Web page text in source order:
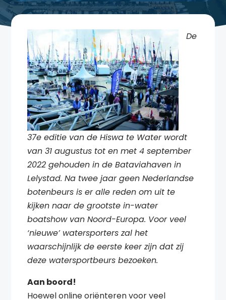
De
37e editie van de Hiswa te Water wordt
van 31 augustus tot en met 4 september
2022 gehouden in de Bataviahaven in
Lelystad. Na twee jaar geen Nederlandse
botenbeurs is er alle reden om uit te
kijken naar de grootste in-water
boatshow van Noord-Europa. Voor veel
‘nieuwe’ watersporters zal het
waarschijnlijk de eerste keer zijn dat zij
deze watersportbeurs bezoeken.
Aan boord!
Hoewel online oriënteren voor veel